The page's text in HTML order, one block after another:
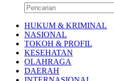
HUKUM & KRIMINAL
NASIONAL
TOKOH & PROFIL
KESEHATAN
OLAHRAGA
DAERAH